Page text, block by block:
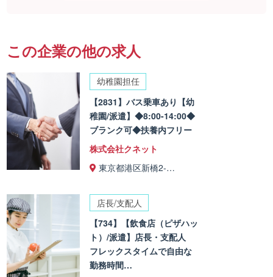
この企業の他の求人
幼稚園担任
【2831】バス乗車あり【幼
稚園/派遣】◆8:00-14:00◆
ブランク可◆扶養内フリー
株式会社クネット
東京都港区新橋2-…
店長/支配人
【734】【飲食店（ピザハッ
ト）/派遣】店長・支配人
フレックスタイムで自由な
勤務時間…